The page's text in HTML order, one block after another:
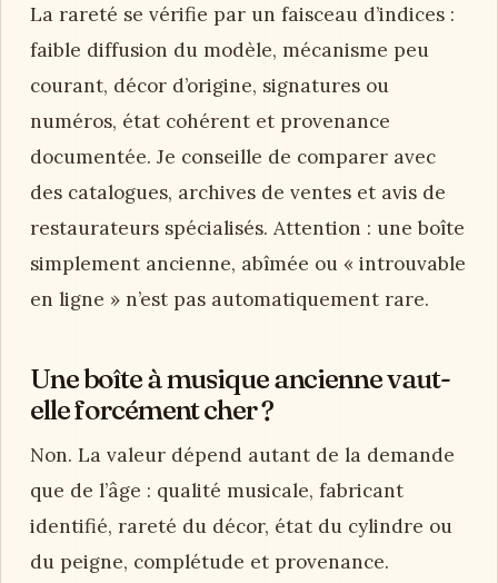
La rareté se vérifie par un faisceau d’indices :
faible diffusion du modèle, mécanisme peu
courant, décor d’origine, signatures ou
numéros, état cohérent et provenance
documentée. Je conseille de comparer avec
des catalogues, archives de ventes et avis de
restaurateurs spécialisés. Attention : une boîte
simplement ancienne, abîmée ou « introuvable
en ligne » n’est pas automatiquement rare.
Une boîte à musique ancienne vaut-
elle forcément cher ?
Non. La valeur dépend autant de la demande
que de l’âge : qualité musicale, fabricant
identifié, rareté du décor, état du cylindre ou
du peigne, complétude et provenance.